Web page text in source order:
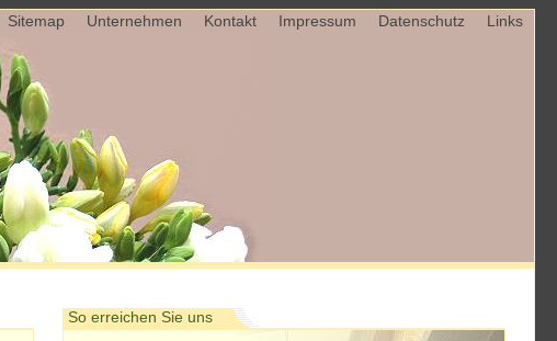
Sitemap Unternehmen Kontakt Impressum Datenschutz Links
So erreichen Sie uns